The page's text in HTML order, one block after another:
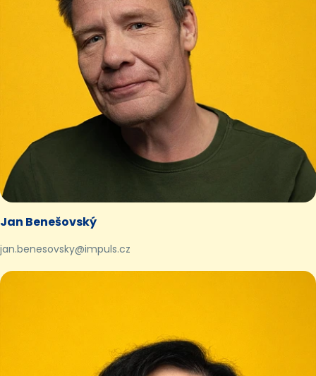
Jan Benešovský
jan.benesovsky@impuls.cz